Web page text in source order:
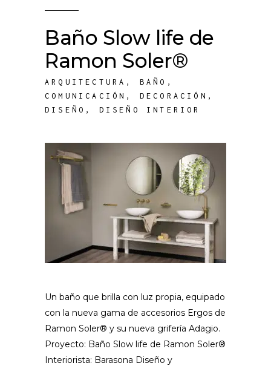
Baño Slow life de
Ramon Soler®
ARQUITECTURA , BAÑO ,
COMUNICACIÓN , DECORACIÓN ,
DISEÑO , DISEÑO INTERIOR
Un baño que brilla con luz propia, equipado
con la nueva gama de accesorios Ergos de
Ramon Soler® y su nueva grifería Adagio.
Proyecto: Baño Slow life de Ramon Soler®
Interiorista: Barasona Diseño y